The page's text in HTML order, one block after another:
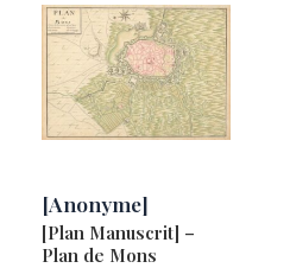
[Anonyme]
[Plan Manuscrit] –
Plan de Mons